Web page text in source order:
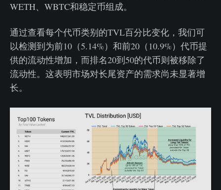
WETH、WBTC和稳定币组成。
通过查看每个代币类别的TVL百分比变化，我们可
以检测到为前10（5.14%）和前20（10.9%）代币提
供的流动性增加，而排名20到50的代币则被移除了
流动性。这表明市场对长尾资产的需求尚未显著增
长。